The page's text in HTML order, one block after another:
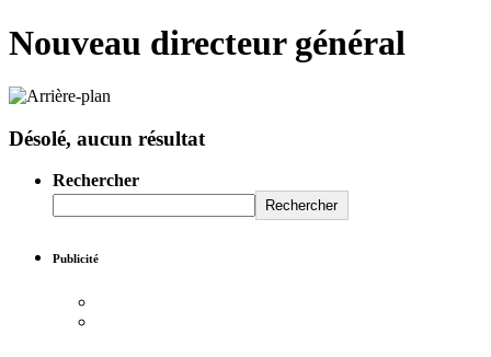
Nouveau directeur général
Désolé, aucun résultat
Rechercher
Rechercher
Publicité